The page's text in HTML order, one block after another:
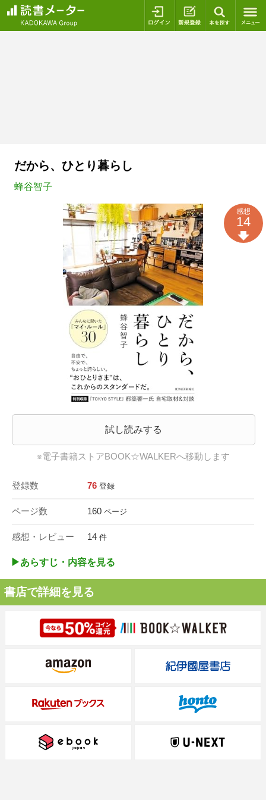
ログイン 新規登録
だから、ひとり暮らし
蜂谷智子
試し読みする
※電子書籍ストアBOOK☆WALKERへ移動します
登録数 76 登録
ページ数 160 ページ
感想・レビュー 14 件
感想
14
▶︎あらすじ・内容を見る
書店で詳細を見る